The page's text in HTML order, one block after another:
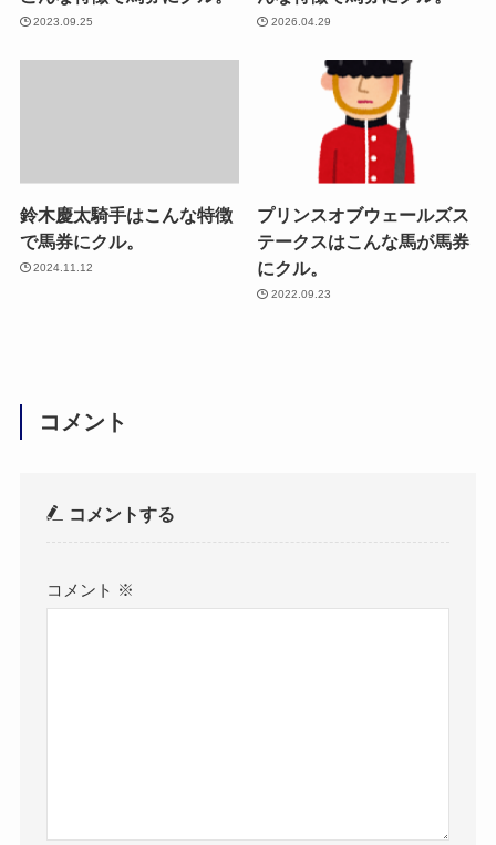
2023.09.25 2026.04.29
鈴木慶太騎手はこんな特徴
で馬券にクル。
2024.11.12
プリンスオブウェールズス
テークスはこんな馬が馬券
にクル。
2022.09.23
コメント
コメントする
コメント ※